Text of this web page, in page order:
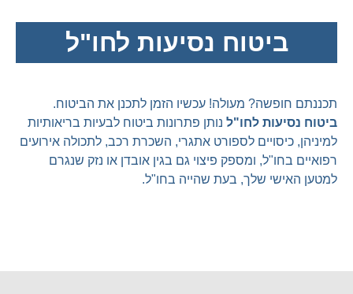
ביטוח נסיעות לחו"ל
תכננתם חופשה? מעולה! עכשיו הזמן לתכנן את הביטוח.
ביטוח נסיעות לחו"ל נותן פתרונות ביטוח לבעיות בריאותיות
למיניהן, כיסויים לספורט אתגרי, השכרת רכב, לתכולה אירועים
רפואיים בחו"ל, ומספק פיצוי גם בגין אובדן או נזק שנגרם
למטען האישי שלך, בעת שהייה בחו"ל.